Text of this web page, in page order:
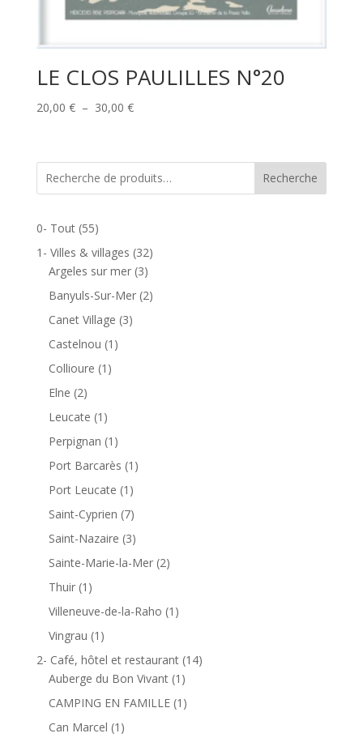
LE CLOS PAULILLES N°20
20,00 € – 30,00 €Plage
20,00 €
à
Recherche
0- Tout(55)
1- Villes & villages (32)
Argeles sur mer(3)
Banyuls-Sur-Mer(2)
Canet Village (3)
Castelnou (1)
Collioure (1)
Elne (2)
Leucate (1)
Perpignan (1)
Port Barcarès (1)
Port Leucate (1)
Saint-Cyprien (7)
Saint-Nazaire (3)
Sainte-Marie-la-Mer(2)
Thuir(1)
Villeneuve-de-la-Raho (1)
Vingrau (1)
2- Café, hôtel et restaurant(14)
Auberge du Bon Vivant(1)
CAMPING EN FAMILLE(1)
Can Marcel (1)